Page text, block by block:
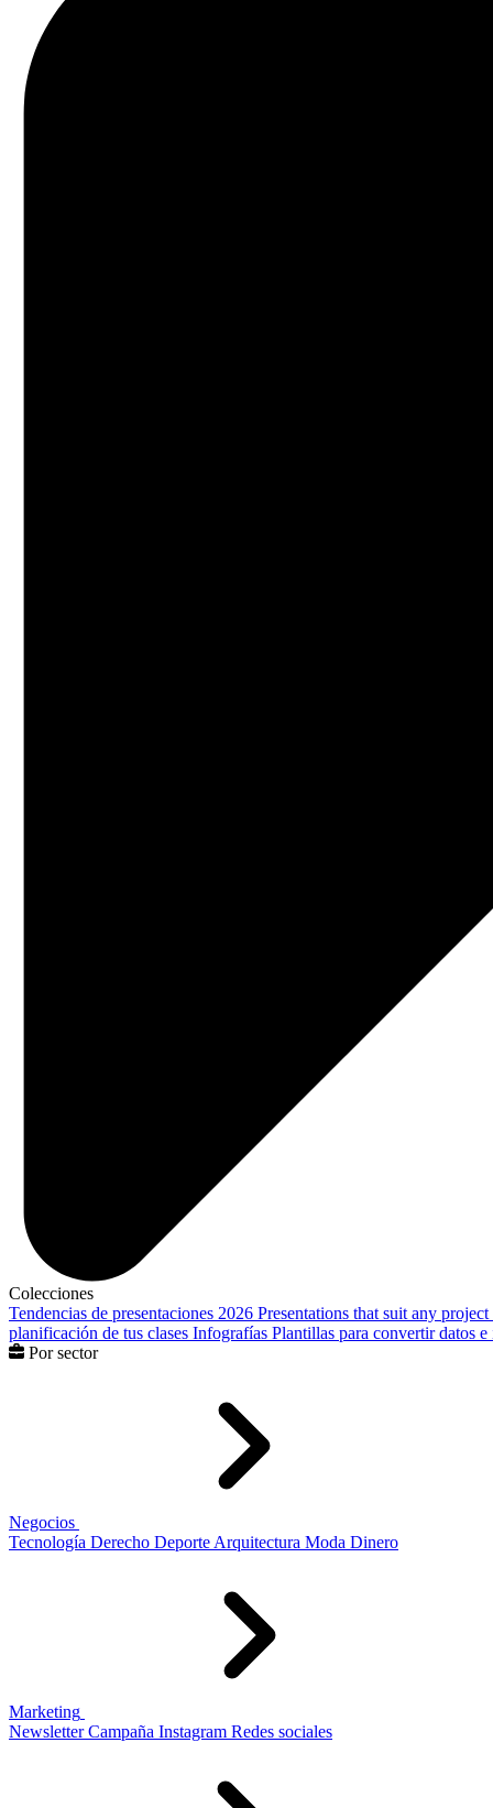
Colecciones
Tendencias de presentaciones 2026 Presentations that suit any project
planificación de tus clases Infografías Plantillas para convertir datos
Por sector
Negocios
Tecnología Derecho Deporte Arquitectura Moda Dinero
Marketing
Newsletter Campaña Instagram Redes sociales